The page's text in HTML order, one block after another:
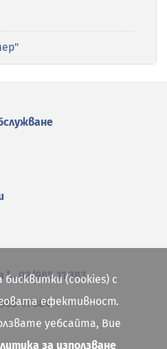
02/985 11 383
11 384
бисквитки (cookies) с
ефективност.
уебсайта, Вие
за използване